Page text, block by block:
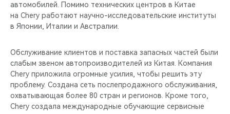
автомобилей. Помимо технических центров в Китае
на Chery работают научно-исследовательские институты
в Японии, Италии и Австралии.
Обслуживание клиентов и поставка запасных частей были
слабым звеном автопроизводителей из Китая. Компания
Chery приложила огромные усилия, чтобы решить эту
проблему. Создана сеть послепродажного обслуживания,
охватывающая более 80 стран и регионов. Кроме того,
Chery создала международные обучающие сервисные